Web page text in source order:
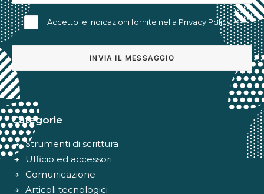
Accetto le indicazioni fornite nella Privacy Policy
Categorie
Strumenti di scrittura
Ufficio ed accessori
Comunicazione
Articoli tecnologici